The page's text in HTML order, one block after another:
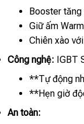
Booster
Giữ ấm
Chiên xào
Công nghệ: IGBT
**Tự động
**Hẹn giờ
An toàn: